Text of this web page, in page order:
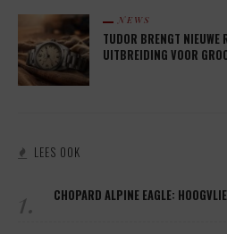
NEWS
TUDOR BRENGT NIEUWE
UITBREIDING VOOR
LEES OOK
1. CHOPARD ALPINE EAGLE: